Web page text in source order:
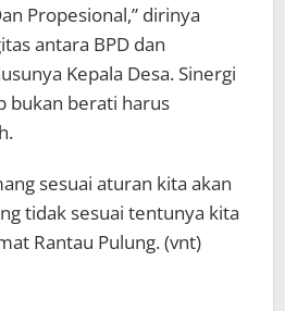
Propesional,” dirinya
antara BPD dan
Kepala Desa. Sinergi
bukan berati harus
sesuai aturan kita akan
tidak sesuai tentunya kita
Rantau Pulung. (vnt)